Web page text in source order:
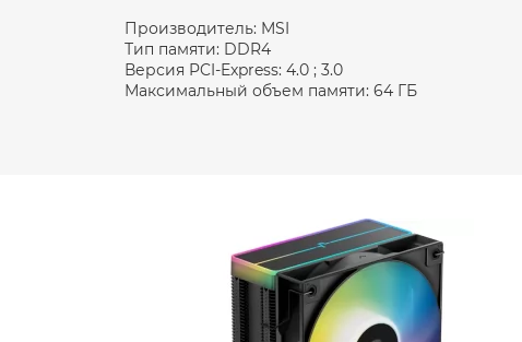
Производитель: MSI
Тип памяти: DDR4
Версия PCI-Express: 4.0 ; 3.0
Максимальный объем памяти: 64 ГБ